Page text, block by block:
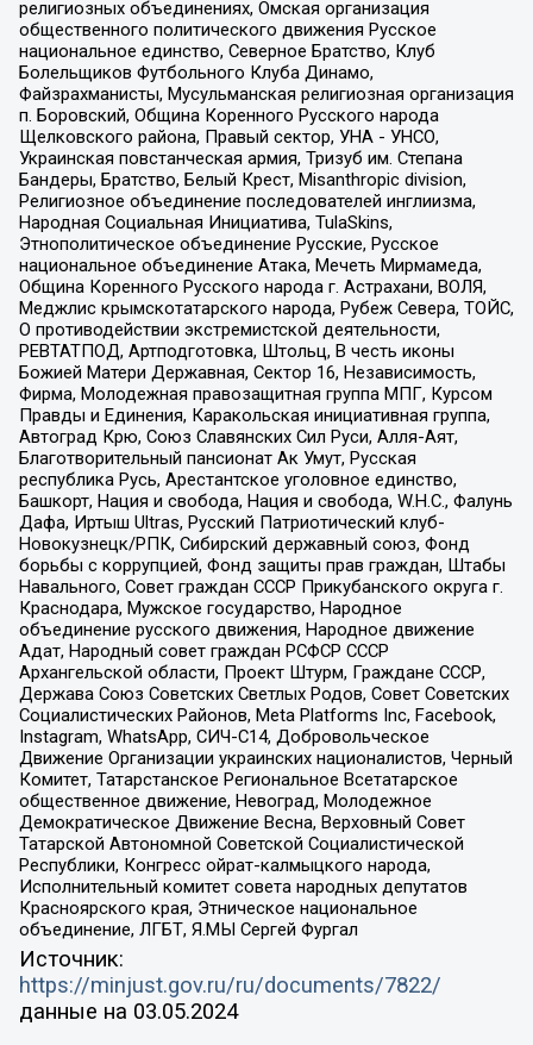
религиозных объединениях, Омская организация
общественного политического движения Русское
национальное единство, Северное Братство, Клуб
Болельщиков Футбольного Клуба Динамо,
Файзрахманисты, Мусульманская религиозная организация
п. Боровский, Община Коренного Русского народа
Щелковского района, Правый сектор, УНА - УНСО,
Украинская повстанческая армия, Тризуб им. Степана
Бандеры, Братство, Белый Крест, Misanthropic division,
Религиозное объединение последователей инглиизма,
Народная Социальная Инициатива, TulaSkins,
Этнополитическое объединение Русские, Русское
национальное объединение Атака, Мечеть Мирмамеда,
Община Коренного Русского народа г. Астрахани, ВОЛЯ,
Меджлис крымскотатарского народа, Рубеж Севера, ТОЙС,
О противодействии экстремистской деятельности,
РЕВТАТПОД, Артподготовка, Штольц, В честь иконы
Божией Матери Державная, Сектор 16, Независимость,
Фирма, Молодежная правозащитная группа МПГ, Курсом
Правды и Единения, Каракольская инициативная группа,
Автоград Крю, Союз Славянских Сил Руси, Алля-Аят,
Благотворительный пансионат Ак Умут, Русская
республика Русь, Арестантское уголовное единство,
Башкорт, Нация и свобода, Нация и свобода, W.H.С., Фалунь
Дафа, Иртыш Ultras, Русский Патриотический клуб-
Новокузнецк/РПК, Сибирский державный союз, Фонд
борьбы с коррупцией, Фонд защиты прав граждан, Штабы
Навального, Совет граждан СССР Прикубанского округа г.
Краснодара, Мужское государство, Народное
объединение русского движения, Народное движение
Адат, Народный совет граждан РСФСР СССР
Архангельской области, Проект Штурм, Граждане СССР,
Держава Союз Советских Светлых Родов, Совет Советских
Социалистических Районов, Meta Platforms Inc, Facebook,
Instagram, WhatsApp, СИЧ-С14, Добровольческое
Движение Организации украинских националистов, Черный
Комитет, Татарстанское Региональное Всетатарское
общественное движение, Невоград, Молодежное
Демократическое Движение Весна, Верховный Совет
Татарской Автономной Советской Социалистической
Республики, Конгресс ойрат-калмыцкого народа,
Исполнительный комитет совета народных депутатов
Красноярского края, Этническое национальное
объединение, ЛГБТ, Я.МЫ Сергей Фургал
Источник:
https://minjust.gov.ru/ru/documents/7822/
данные на 03.05.2024